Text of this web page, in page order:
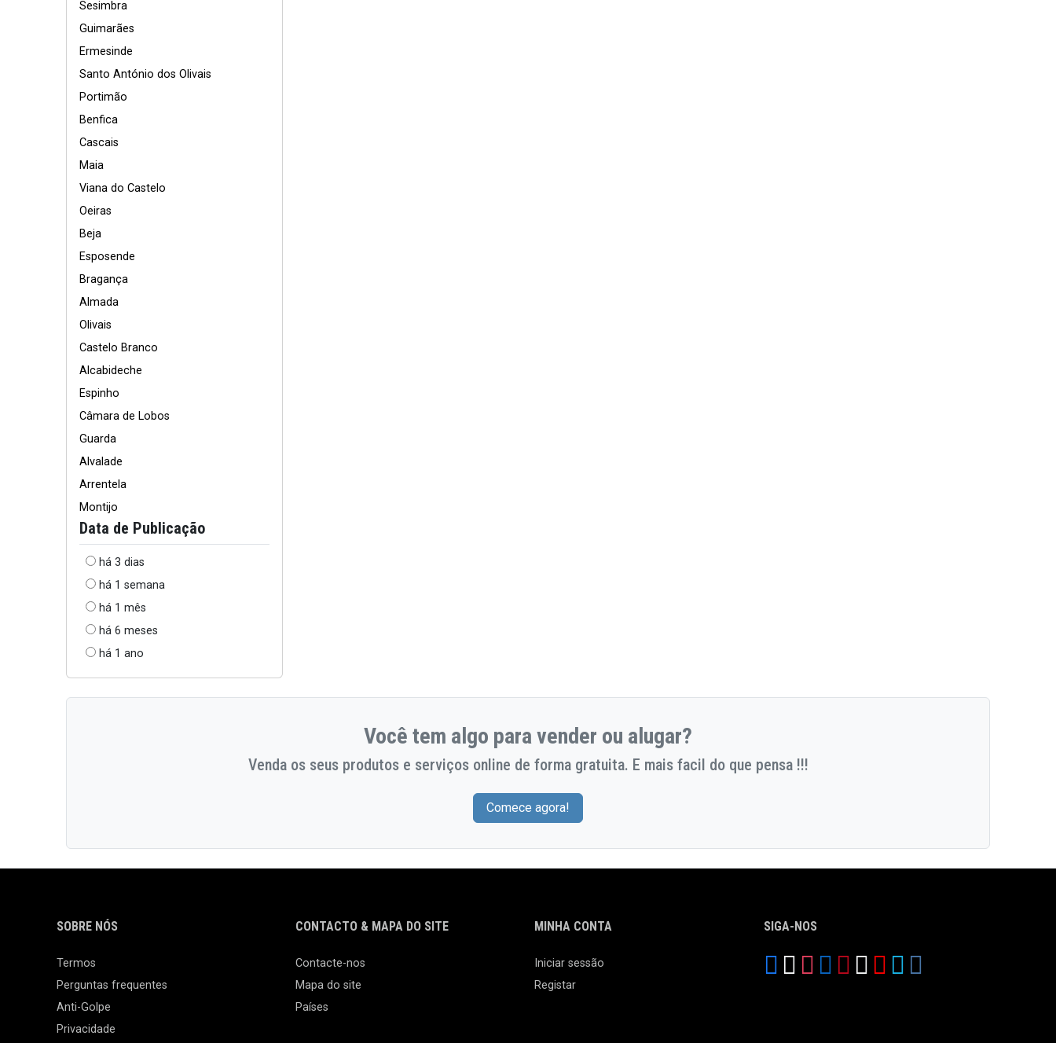
Sesimbra
Guimarães
Ermesinde
Santo António dos Olivais
Portimão
Benfica
Cascais
Maia
Viana do Castelo
Oeiras
Beja
Esposende
Bragança
Almada
Olivais
Castelo Branco
Alcabideche
Espinho
Câmara de Lobos
Guarda
Alvalade
Arrentela
Montijo
Data de Publicação
há 3 dias
há 1 semana
há 1 mês
há 6 meses
há 1 ano
Você tem algo para vender ou alugar?
Venda os seus produtos e serviços online de forma gratuita. E mais facil do que pensa !!!
Comece agora!
SOBRE NÓS
Termos
Perguntas frequentes
Anti-Golpe
Privacidade
CONTACTO & MAPA DO SITE
Contacte-nos
Mapa do site
Países
MINHA CONTA
Iniciar sessão
Registar
SIGA-NOS